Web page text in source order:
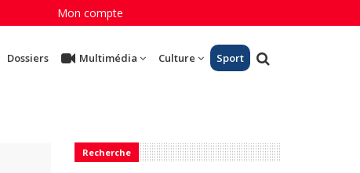
Mon compte
Dossiers Multimédia Culture Sport
Recherche